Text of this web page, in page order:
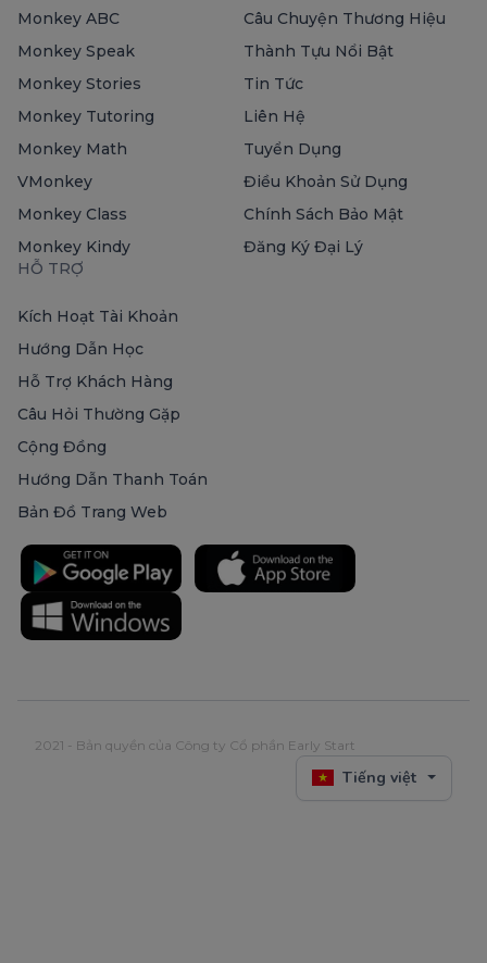
Monkey ABC
Monkey Speak
Monkey Stories
Monkey Tutoring
Monkey Math
VMonkey
Monkey Class
Monkey Kindy
Câu Chuyện Thương Hiệu
Thành Tựu Nổi Bật
Tin Tức
Liên Hệ
Tuyển Dụng
Điều Khoản Sử Dụng
Chính Sách Bảo Mật
Đăng Ký Đại Lý
HỖ TRỢ
Kích Hoạt Tài Khoản
Hướng Dẫn Học
Hỗ Trợ Khách Hàng
Câu Hỏi Thường Gặp
Cộng Đồng
Hướng Dẫn Thanh Toán
Bản Đồ Trang Web
2021 - Bản quyền của Công ty Cổ phần Early Start
Tiếng việt